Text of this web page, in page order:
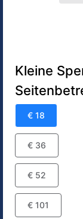
Kleine
€ 18
€ 36
€ 52
€ 101